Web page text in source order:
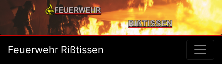
Feuerwehr Rißtissen